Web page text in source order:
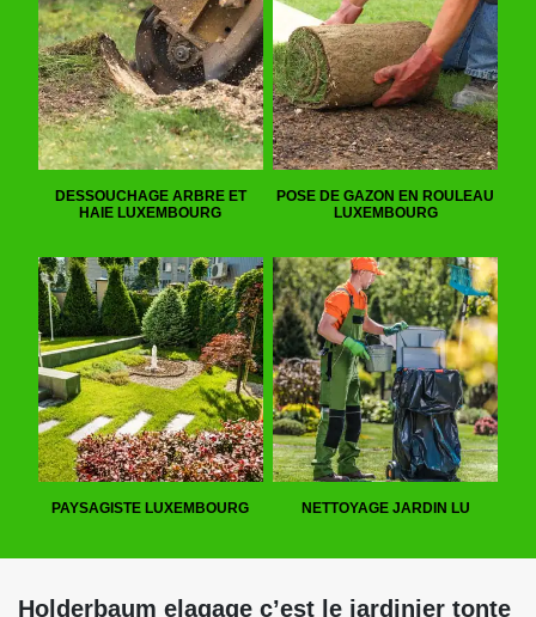
DESSOUCHAGE ARBRE ET
HAIE LUXEMBOURG
POSE DE GAZON EN ROULEAU
LUXEMBOURG
PAYSAGISTE LUXEMBOURG NETTOYAGE JARDIN LU
Holderbaum elagage c’est le jardinier tonte